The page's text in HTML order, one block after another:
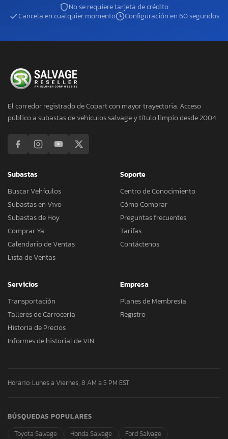
No se requiere tarjeta de crédito
Cancela en cualquier momento
Configuración en 60 segundos
El corredor registrado de Copart con mayor trayectoria. Acceso
público a subastas de vehículos salvage y título limpio desde 2004.
Subastas
Buscar Vehículos
Subastas en Vivo
Subastas de Hoy
Comprar Ya
Calendario de Ventas
Lista de Ventas
Soporte
Centro de Conocimiento
Cómo Comprar
Preguntas frecuentes
Tarifas
Contáctenos
Servicios
Transportación
Talleres de Carrocería
Historia de Precios
Informes de historial de VIN
Empresa
Planes de Membresía
Registro
Horario: Lunes a Viernes, 8 AM a 5 PM EST
BÚSQUEDAS POPULARES
Toyota Salvage
Honda Salvage Ford Salvage